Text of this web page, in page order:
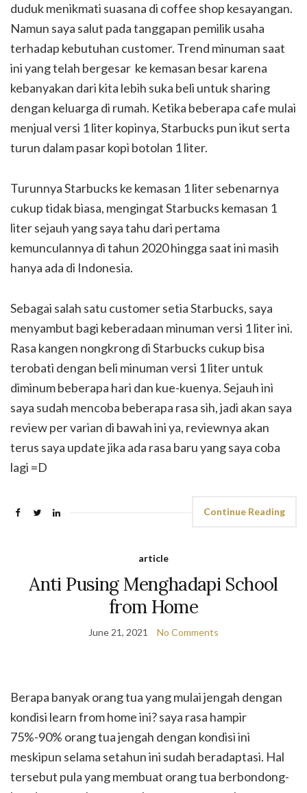
duduk menikmati suasana di coffee shop kesayangan.
Namun saya salut pada tanggapan pemilik usaha
terhadap kebutuhan customer. Trend minuman saat
ini yang telah bergesar ke kemasan besar karena
kebanyakan dari kita lebih suka beli untuk sharing
dengan keluarga di rumah. Ketika beberapa cafe mulai
menjual versi 1 liter kopinya, Starbucks pun ikut serta
turun dalam pasar kopi botolan 1 liter.
Turunnya Starbucks ke kemasan 1 liter sebenarnya
cukup tidak biasa, mengingat Starbucks kemasan 1
liter sejauh yang saya tahu dari pertama
kemunculannya di tahun 2020 hingga saat ini masih
hanya ada di Indonesia.
Sebagai salah satu customer setia Starbucks, saya
menyambut bagi keberadaan minuman versi 1 liter ini.
Rasa kangen nongkrong di Starbucks cukup bisa
terobati dengan beli minuman versi 1 liter untuk
diminum beberapa hari dan kue-kuenya. Sejauh ini
saya sudah mencoba beberapa rasa sih, jadi akan saya
review per varian di bawah ini ya, reviewnya akan
terus saya update jika ada rasa baru yang saya coba
lagi =D
Continue Reading
article
Anti Pusing Menghadapi School
from Home
June 21, 2021 No Comments
Berapa banyak orang tua yang mulai jengah dengan
kondisi learn from home ini? saya rasa hampir
75%-90% orang tua jengah dengan kondisi ini
meskipun selama setahun ini sudah beradaptasi. Hal
tersebut pula yang membuat orang tua berbondong-